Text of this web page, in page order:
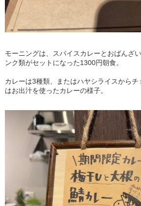
モーニングは、スパイスカレーとおばんざ
ンク類がセットになった1300円朝食。
カレーは3種類、またはハヤシライスから
はお出汁を使ったカレーの様子。